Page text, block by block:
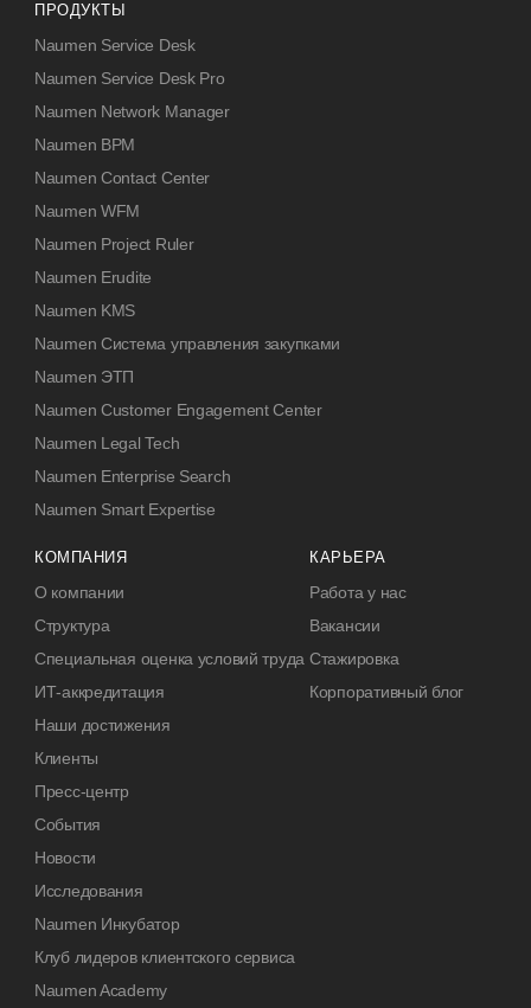
ПРОДУКТЫ
Naumen Service Desk
Naumen Service Desk Pro
Naumen Network Manager
Naumen BPM
Naumen Contact Center
Naumen WFM
Naumen Project Ruler
Naumen Erudite
Naumen KMS
Naumen Система управления закупками
Naumen ЭТП
Naumen Customer Engagement Center
Naumen Legal Tech
Naumen Enterprise Search
Naumen Smart Expertise
КОМПАНИЯ
О компании
Структура
Специальная оценка условий труда
ИТ-аккредитация
Наши достижения
Клиенты
Пресс-центр
События
Новости
Исследования
Naumen Инкубатор
Клуб лидеров клиентского сервиса
Naumen Academy
КАРЬЕРА
Работа у нас
Вакансии
Стажировка
Корпоративный блог